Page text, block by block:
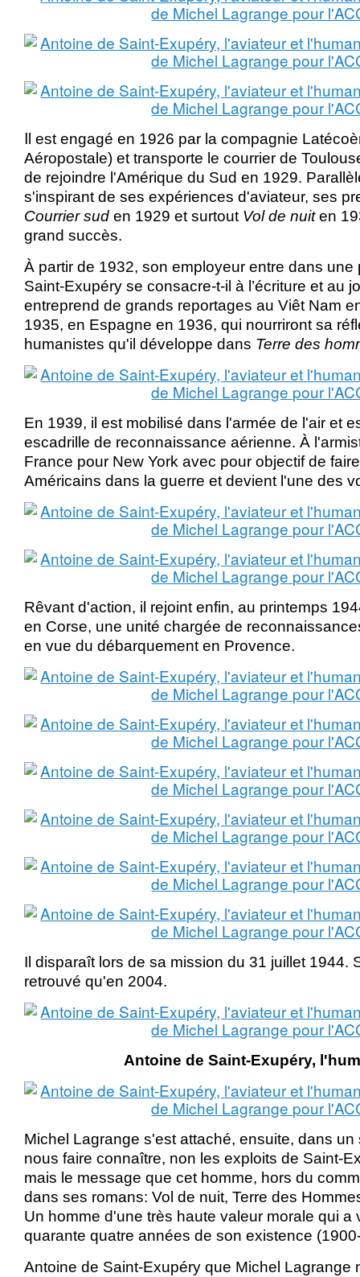
I l est engagé en 1926 par la compagnie
Aéropostale) et transporte le courrier de
de rejoindre l'Amérique du Sud en 1929.
s'inspirant de ses expériences d'aviateur, ses
Courrier sud en 1929 et surtout Vol de nuiten
grand succès.
À partir de 1932, son employeur entre dans une
Saint-Exupéry se consacre-t-il à l’écriture et au
entreprend de grands reportages au Viêt Nam
1935, en Espagne en 1936, qui nourriront sa
humanistes qu'il développe dans Terre des
En 1939, il est mobilisé dans l'armée de l'air et
escadrille de reconnaissance aérienne. À
France pour New York avec pour objectif de
Américains dans la guerre et devient l'une des
Rêvant d'action, il rejoint enfin, au printemps
en Corse, une unité chargée de
en vue du débarquement en Provence.
Il disparaît lors de sa mission du 31 juillet 1944.
retrouvé qu'en 2004.
Antoine de Saint-Exupéry,
Michel Lagrange s'est attaché, ensuite, dans
nous faire connaître, non les exploits de Saint-
mais le message que cet homme, hors du
dans ses romans: Vol de nuit, Terre des
Un homme d'une très haute valeur morale qui a
quarante quatre années de son existence
Antoine de Saint-Exupéry que Michel Lagrange